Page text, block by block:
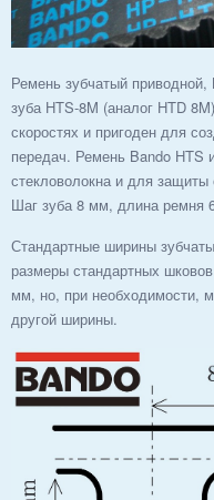
Ремень зубчатый
зуба HTS-8M (аналог HTD
скоростях и пригоден для
передач. Ремень Bando HTS
стекловолокна и для защиты
Шаг зуба 8 мм, длина ремня
Стандартные ширины
размеры стандартных
мм, но, при необходимости,
другой ширины.